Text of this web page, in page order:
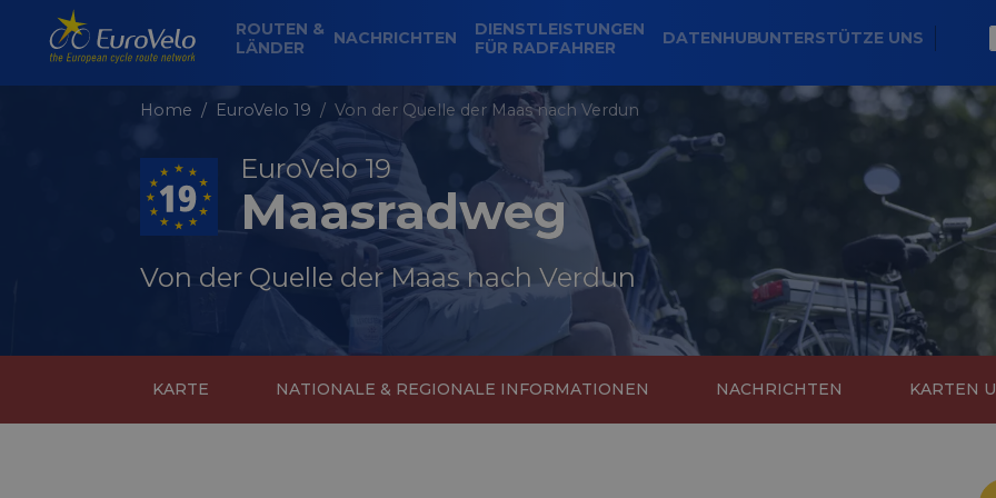
ROUTEN &
LÄNDER
NACHRICHTEN
DIENSTLEISTUNGEN
FÜR RADFAHRER
DATENHUBUNTERSTÜTZE UNS
Home EuroVelo 19 Von der Quelle der Maas nach Verdun
EuroVelo 19
Maasradweg
Von der Quelle der Maas nach Verdun
KARTE NATIONALE & REGIONALE INFORMATIONEN NACHRICHTEN KARTEN